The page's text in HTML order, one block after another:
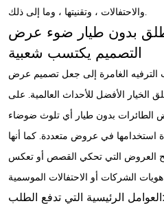
والاحتفالات ، وتقنيتها ، وما إلى ذلك.
بدون طيار ضوء عرض
التصميم يكتسب شعبية
الترفيه الغامرة إلى جعل تصميم عرض
الخيار الأفضل للأحداث العالمية. على
الطائرات بدون طيار أي تلوث ضوضاء
استخدامها في عروض متعددة. كما أنها
العروض التي تحكي القصص أو تعكس
العوامل الرئيسية التي تدفع الطلب: